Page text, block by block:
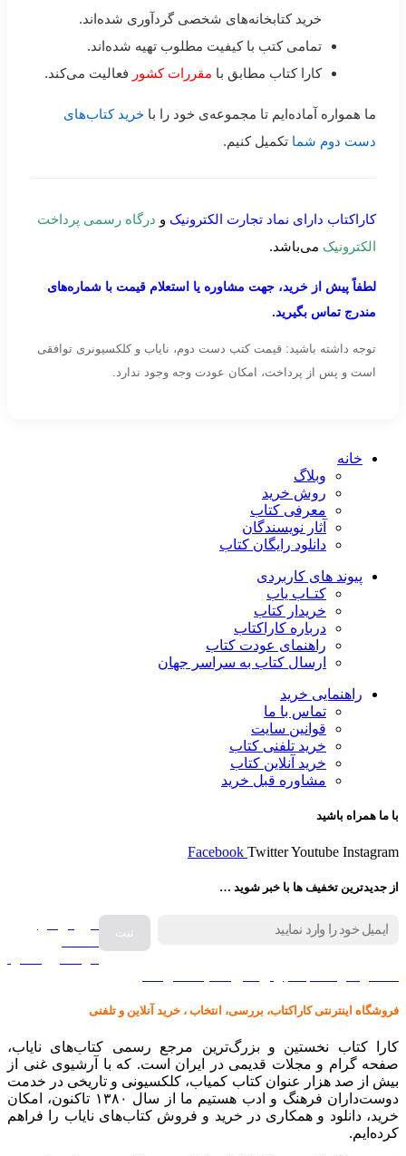
خرید کتابخانه‌های شخصی گردآوری شده‌اند.
تمامی کتب با کیفیت مطلوب تهیه شده‌اند.
کارا کتاب مطابق با مقررات کشور فعالیت می‌کند.
ما همواره آماده‌ایم تا مجموعه‌ی خود را با خرید کتاب‌های
دست دوم شما تکمیل کنیم.
کاراکتاب دارای نماد تجارت الکترونیک و درگاه رسمی پرداخت
الکترونیک می‌باشد.
لطفاً پیش از خرید، جهت مشاوره یا استعلام قیمت با شماره‌های
مندرج تماس بگیرید.
توجه داشته باشید: قیمت کتب دست دوم، نایاب و کلکسیونری توافقی
است و پس از پرداخت، امکان عودت وجه وجود ندارد.
خانه
وبلاگ
روش خرید
معرفی کتاب
آثار نویسندگان
دانلود رایگان کتاب
پیوند های کاربردی
کتـاب یاب
خریدار کتاب
درباره کاراکتاب
راهنمای عودت کتاب
ارسال کتاب به سراسر جهان
راهنمایی خرید
تماس با ما
قوانین سایت
خرید تلفنی کتاب
خرید آنلاین کتاب
مشاوره قبل خرید
با ما همراه باشید
Facebook TwitterYoutube Instagram
از جدیدترین تخفیف ها با خبر شوید …
فروش انواع
فروشگاه اینترنتی کاراکتاب، بررسی، انتخاب ، خرید آنلاین و تلفنی
کارا کتاب نخستین و بزرگ‌ترین مرجع رسمی کتاب‌های نایاب،
صفحه گرام و مجلات قدیمی در ایران است. که با آرشیوی غنی از
بیش از صد هزار عنوان کتاب کمیاب، کلکسیونی و تاریخی در خدمت
دوست‌داران فرهنگ و ادب هستیم ما از سال ۱۳۸۰ تاکنون، امکان
خرید، دانلود و همکاری در خرید و فروش کتاب‌های نایاب را فراهم
کرده‌ایم.